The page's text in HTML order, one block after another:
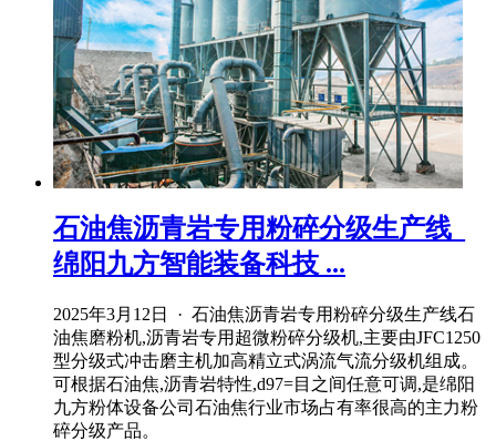
石油焦沥青岩专用粉碎分级生产线_
绵阳九方智能装备科技 ...
2025年3月12日 · 石油焦沥青岩专用粉碎分级生产线石
油焦磨粉机,沥青岩专用超微粉碎分级机,主要由JFC1250
型分级式冲击磨主机加高精立式涡流气流分级机组成。
可根据石油焦,沥青岩特性,d97=目之间任意可调,是绵阳
九方粉体设备公司石油焦行业市场占有率很高的主力粉
碎分级产品。